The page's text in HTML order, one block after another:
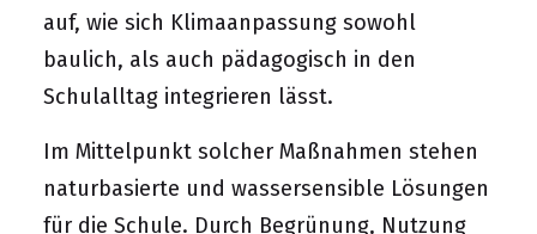
auf, wie sich Klimaanpassung sowohl
baulich, als auch pädagogisch in den
Schulalltag integrieren lässt.
Im Mittelpunkt solcher Maßnahmen stehen
naturbasierte und wassersensible Lösungen
für die Schule. Durch Begrünung, Nutzung